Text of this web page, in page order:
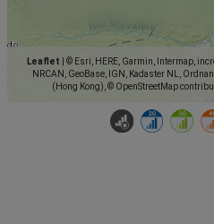
Leaflet
© Esri, HERE, Garmin, Intermap,
NRCAN, GeoBase, IGN, Kadaster NL,
(Hong Kong), © OpenStreetMap